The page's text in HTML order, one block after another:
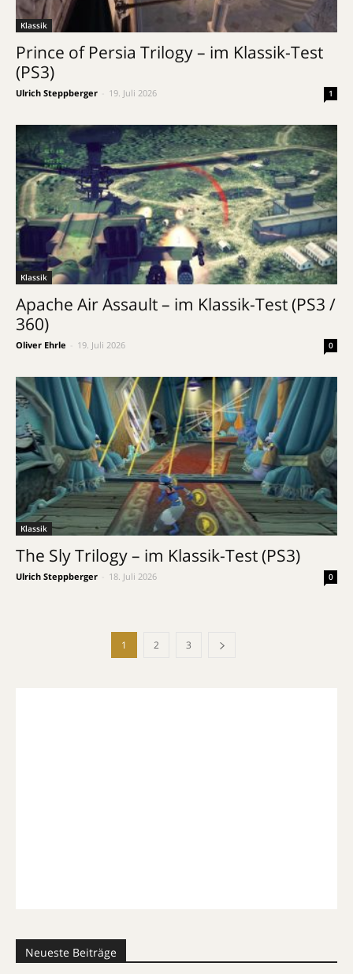
Klassik
Prince of Persia Trilogy – im Klassik-Test
(PS3)
Ulrich Steppberger 19. Juli 2026 1
Klassik
Apache Air Assault – im Klassik-Test (PS3 /
360)
Oliver Ehrle 19. Juli 2026 0
Klassik
The Sly Trilogy – im Klassik-Test (PS3)
Ulrich Steppberger 18. Juli 2026 0
1 2 3
Neueste Beiträge